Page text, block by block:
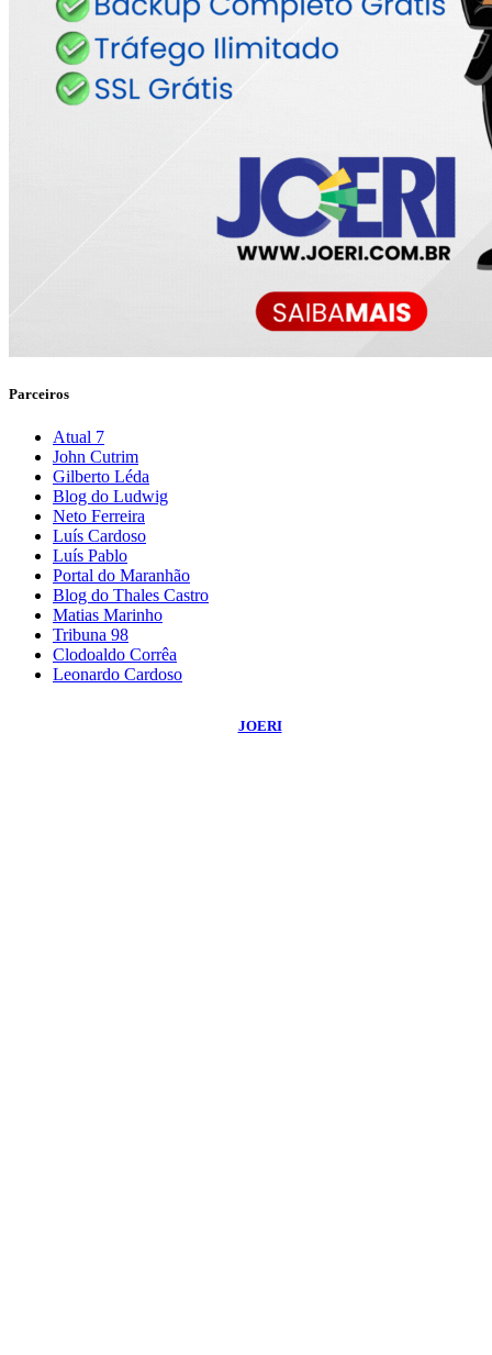
Parceiros
Atual 7
John Cutrim
Gilberto Léda
Blog do Ludwig
Neto Ferreira
Luís Cardoso
Luís Pablo
Portal do Maranhão
Blog do Thales Castro
Matias Marinho
Tribuna 98
Clodoaldo Corrêa
Leonardo Cardoso
JOERI